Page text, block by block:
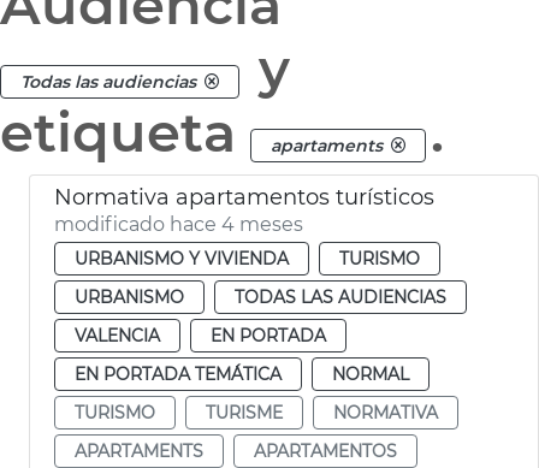
Todas las audiencias
y
etiqueta
apartaments .
Normativa apartamentos turísticos
modificado hace 4 meses
URBANISMO Y VIVIENDA
TURISMO
URBANISMO
TODAS LAS AUDIENCIAS
VALENCIA
EN PORTADA
EN PORTADA TEMÁTICA
NORMAL
TURISMO
TURISME
NORMATIVA
APARTAMENTS
APARTAMENTOS